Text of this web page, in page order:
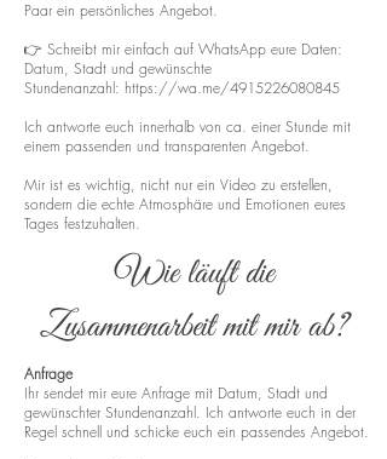
Paar ein persönliches Angebot.
👉 Schreibt mir einfach auf WhatsApp eure Daten:
Datum, Stadt und gewünschte
Stundenanzahl: https://wa.me/4915226080845
Ich antworte euch innerhalb von ca. einer Stunde mit
einem passenden und transparenten Angebot.
Mir ist es wichtig, nicht nur ein Video zu erstellen,
sondern die echte Atmosphäre und Emotionen eures
Tages festzuhalten.
Wie läuft die
Zusammenarbeit mit mir ab?
Anfrage
Ihr sendet mir eure Anfrage mit Datum, Stadt und
gewünschter Stundenanzahl. Ich antworte euch in der
Regel schnell und schicke euch ein passendes Angebot.